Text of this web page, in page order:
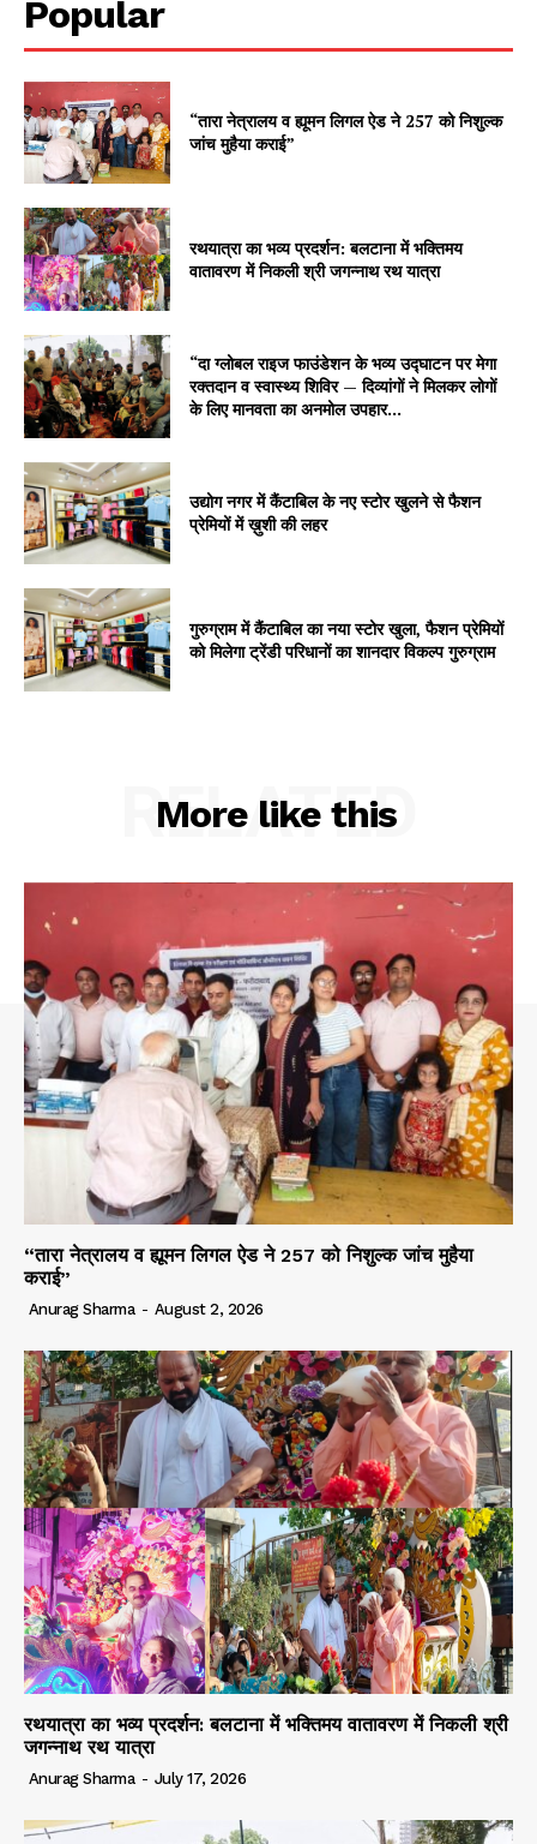
Popular
“तारा नेत्रालय व ह्यूमन लिगल ऐड ने 257 को निशुल्क
जांच मुहैया कराई”
रथयात्रा का भव्य प्रदर्शन: बलटाना में भक्तिमय
वातावरण में निकली श्री जगन्नाथ रथ यात्रा
“दा ग्लोबल राइज फाउंडेशन के भव्य उद्घाटन पर मेगा
रक्तदान व स्वास्थ्य शिविर — दिव्यांगों ने मिलकर लोगों
के लिए मानवता का अनमोल उपहार...
उद्योग नगर में कैंटाबिल के नए स्टोर खुलने से फैशन
प्रेमियों में ख़ुशी की लहर
गुरुग्राम में कैंटाबिल का नया स्टोर खुला, फैशन प्रेमियों
को मिलेगा ट्रेंडी परिधानों का शानदार विकल्प गुरुग्राम
More like this
RELATED
“तारा नेत्रालय व ह्यूमन लिगल ऐड ने 257 को निशुल्क जांच मुहैया
कराई”
Anurag Sharma - August 2, 2026
रथयात्रा का भव्य प्रदर्शन: बलटाना में भक्तिमय वातावरण में निकली श्री
जगन्नाथ रथ यात्रा
Anurag Sharma - July 17, 2026